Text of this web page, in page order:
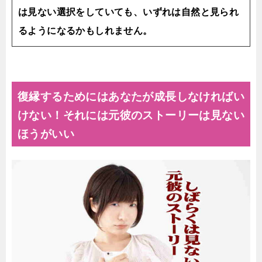
は見ない選択をしていても、いずれは自然と見られ
るようになるかもしれません。
復縁するためにはあなたが成長しなければい
けない！それには元彼のストーリーは見ない
ほうがいい